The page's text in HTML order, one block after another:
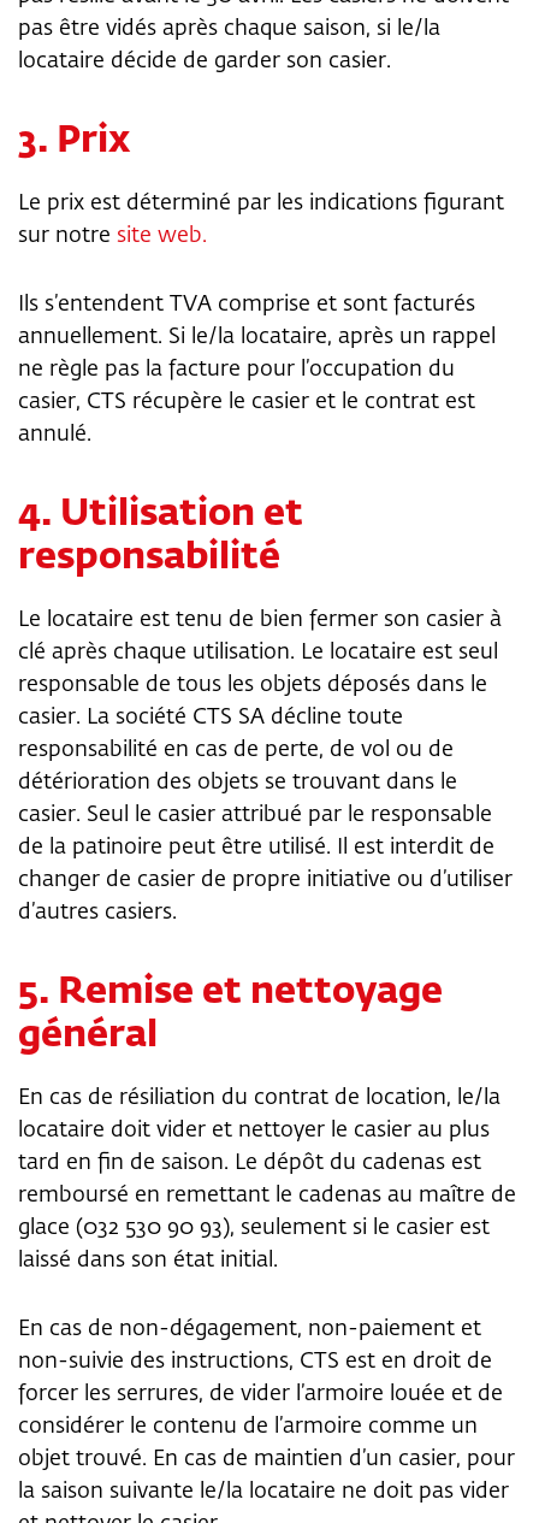
pas être vidés après chaque saison, si le/la
locataire décide de garder son casier.
3. Prix
Le prix est déterminé par les indications figurant
sur notre site web.
Ils s’entendent TVA comprise et sont facturés
annuellement. Si le/la locataire, après un rappel
ne règle pas la facture pour l’occupation du
casier, CTS récupère le casier et le contrat est
annulé.
4. Utilisation et
responsabilité
Le locataire est tenu de bien fermer son casier à
clé après chaque utilisation. Le locataire est seul
responsable de tous les objets déposés dans le
casier. La société CTS SA décline toute
responsabilité en cas de perte, de vol ou de
détérioration des objets se trouvant dans le
casier. Seul le casier attribué par le responsable
de la patinoire peut être utilisé. Il est interdit de
changer de casier de propre initiative ou d’utiliser
d’autres casiers.
5. Remise et nettoyage
général
En cas de résiliation du contrat de location, le/la
locataire doit vider et nettoyer le casier au plus
tard en fin de saison. Le dépôt du cadenas est
remboursé en remettant le cadenas au maître de
glace (032 530 90 93), seulement si le casier est
laissé dans son état initial.
En cas de non-dégagement, non-paiement et
non-suivie des instructions, CTS est en droit de
forcer les serrures, de vider l’armoire louée et de
considérer le contenu de l’armoire comme un
objet trouvé. En cas de maintien d’un casier, pour
la saison suivante le/la locataire ne doit pas vider